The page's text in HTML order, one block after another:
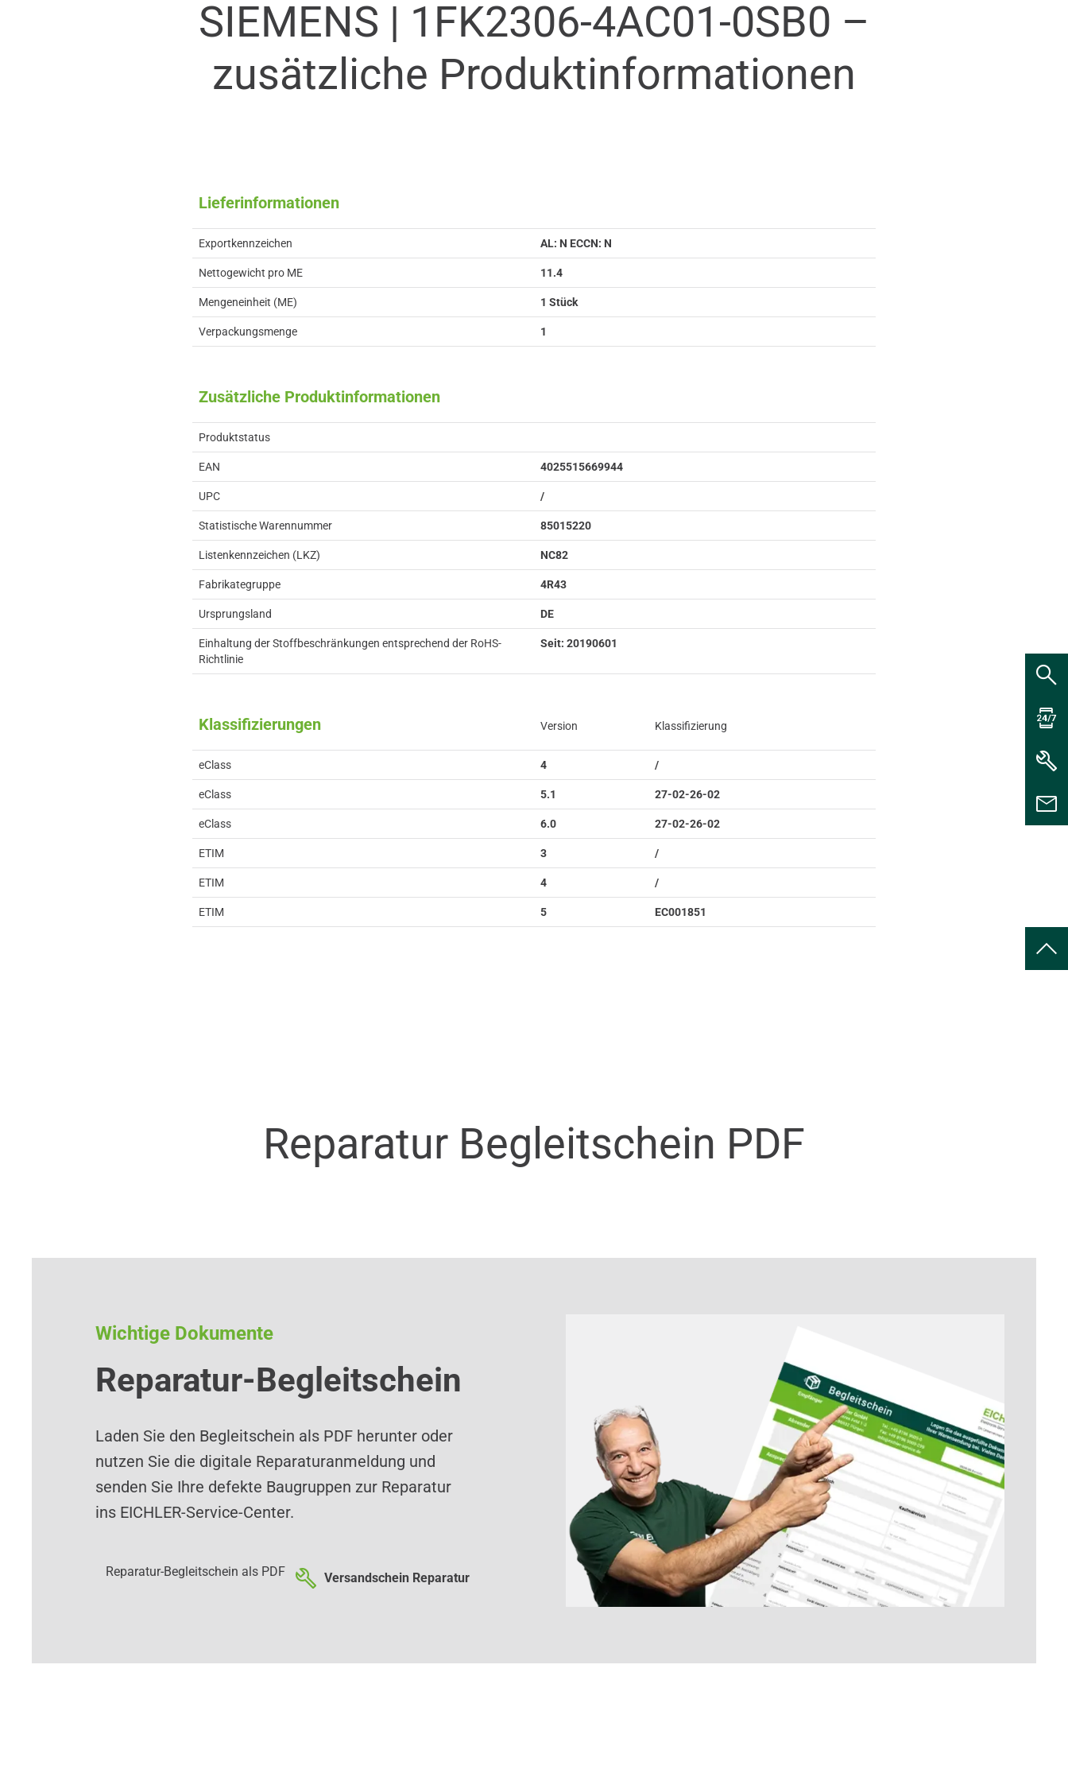
SIEMENS | 1FK2306-4AC01-0SB0 –
zusätzliche Produkt­informationen
Lieferinformationen
Exportkennzeichen AL: N ECCN: N
Nettogewicht pro ME 11.4
Mengeneinheit (ME) 1 Stück
Verpackungsmenge 1
Zusätzliche Produktinformationen
Produktstatus
EAN 4025515669944
UPC /
Statistische Warennummer 85015220
Listenkennzeichen (LKZ) NC82
Fabrikategruppe 4R43
Ursprungsland DE
Einhaltung der Stoffbeschränkungen entsprechend der RoHS-
Richtlinie
Seit: 20190601
Klassifizierungen Version Klassifizierung
eClass 4 /
eClass 5.1 27-02-26-02
eClass 6.0 27-02-26-02
ETIM 3 /
ETIM 4 /
ETIM 5 EC001851
Reparatur Begleitschein PDF
Wichtige Dokumente
Reparatur-Begleitschein
Laden Sie den Begleitschein als PDF herunter oder
nutzen Sie die digitale Reparaturanmeldung und
senden Sie Ihre defekte Baugruppen zur Reparatur
ins EICHLER-Service-Center.
Reparatur-Begleitschein als PDF Versandschein Reparatur